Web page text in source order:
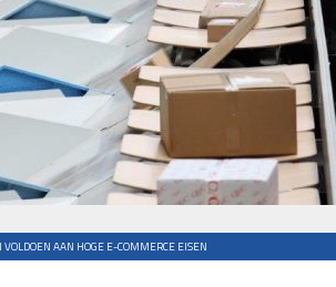
AAN HOGE E-COMMERCE EISEN